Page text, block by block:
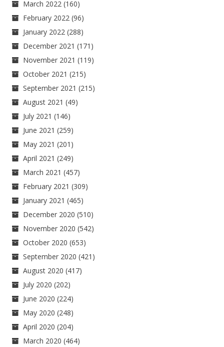
March 2022 (160)
February 2022 (96)
January 2022 (288)
December 2021 (171)
November 2021 (119)
October 2021 (215)
September 2021 (215)
August 2021 (49)
July 2021 (146)
June 2021 (259)
May 2021 (201)
April 2021 (249)
March 2021 (457)
February 2021 (309)
January 2021 (465)
December 2020 (510)
November 2020 (542)
October 2020 (653)
September 2020 (421)
August 2020 (417)
July 2020 (202)
June 2020 (224)
May 2020 (248)
April 2020 (204)
March 2020 (464)